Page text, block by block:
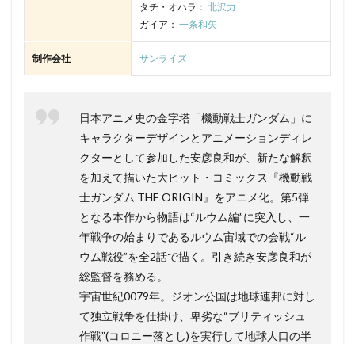
タチ・オハラ： 北沢力
ガイア： 一条和矢
制作会社 サンライズ
日本アニメ史の金字塔「機動戦士ガンダム」に
キャラクターデザインとアニメーションディレ
クターとして参加した安彦良和が、新たな解釈
を加えて描いた大ヒット・コミックス『機動戦
士ガンダム THE ORIGIN』をアニメ化。第5弾
となる本作から物語は“ルウム編”に突入し、一
年戦争の始まりであるルウム宙域での会戦“ル
ウム戦役”を全2話で描く。引き続き安彦良和が
総監督を務める。
宇宙世紀0079年。ジオン公国は地球連邦に対し
て独立戦争を仕掛け、卑劣な“ブリティッシュ
作戦”(コロニー落とし)を実行して地球人口の半